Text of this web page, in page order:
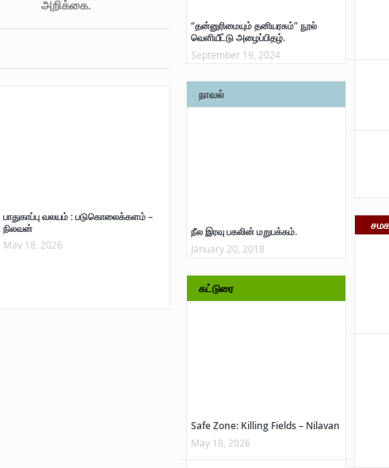
அறிக்கை.
பாதுகாப்பு வலயம் : படுகொலைக்களம் –
நிலவன்
May 18, 2026
“தன்னுரிமையும் தனியரசும்” நூல்
வெளியீட்டு அழைப்பிதழ்.
September 19, 2024
நாவல்
நீல இரவு பகலின் மறுபக்கம்.
January 20, 2018
கட்டுரை
Safe Zone: Killing Fields – Nilavan
May 18, 2026